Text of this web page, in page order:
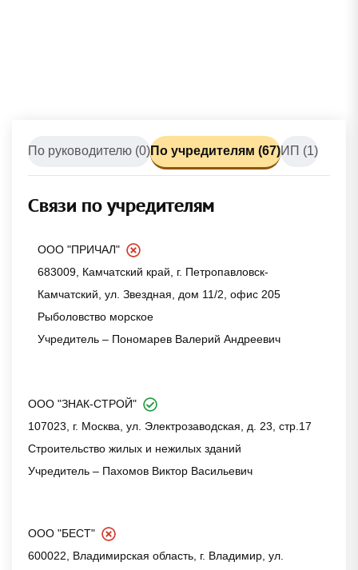
По руководителю (0)По учредителям (67)ИП (1)
Связи по учредителям
ООО "ПРИЧАЛ"
683009, Камчатский край, г. Петропавловск-
Камчатский, ул. Звездная, дом 11/2, офис 205
Рыболовство морское
Учредитель – Пономарев Валерий Андреевич
ООО "ЗНАК-СТРОЙ"
107023, г. Москва, ул. Электрозаводская, д. 23, стр.17
Строительство жилых и нежилых зданий
Учредитель – Пахомов Виктор Васильевич
ООО "БЕСТ"
600022, Владимирская область, г. Владимир, ул.